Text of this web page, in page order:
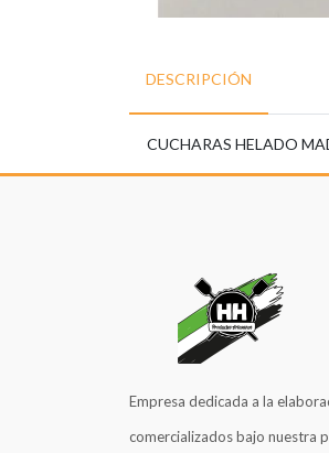
DESCRIPCIÓN
CUCHARAS HELADO
Empresa dedicada a la
comercializados bajo nuestra